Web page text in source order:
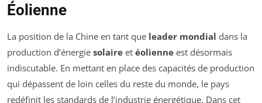
Éolienne
La position de la Chine en tant que leader mondial dans la
production d’énergie solaire et éolienne est désormais
indiscutable. En mettant en place des capacités de production
qui dépassent de loin celles du reste du monde, le pays
redéfinit les standards de l’industrie énergétique. Dans cet